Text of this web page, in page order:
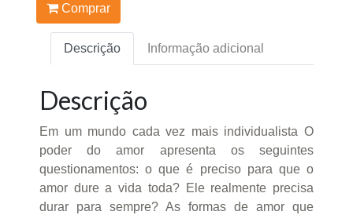
Comprar
Descrição Informação adicional
Descrição
Em um mundo cada vez mais individualista O
poder do amor apresenta os seguintes
questionamentos: o que é preciso para que o
amor dure a vida toda? Ele realmente precisa
durar para sempre? As formas de amor que